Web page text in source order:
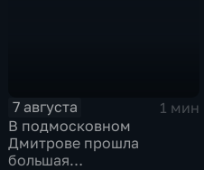
7 августа
1 мин
В подмосковном
Дмитрове прошла
большая